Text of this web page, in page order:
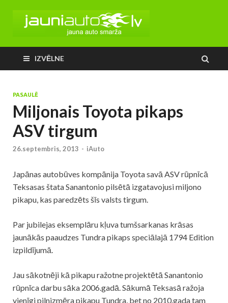
IZVĒLNE
PASAULĒ
Miljonais Toyota pikaps
ASV tirgum
26.septembris, 2013 - iAuto
Japānas autobūves kompānija Toyota savā ASV rūpnīcā
Teksasas štata Sanantonio pilsētā izgatavojusi miljono
pikapu, kas paredzēts šīs valsts tirgum.
Par jubilejas eksemplāru kļuva tumšsarkanas krāsas
jaunākās paaudzes Tundra pikaps speciālajā 1794 Edition
izpildījumā.
Jau sākotnēji kā pikapu ražotne projektētā Sanantonio
rūpnīca darbu sāka 2006.gadā. Sākumā Teksasā ražoja
vienīgi pilnizmēra pikapu Tundra, bet no 2010.gada tam